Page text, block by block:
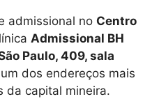
admissional no Centro
Admissional BH
Paulo, 409, sala
dos endereços mais
da capital mineira.